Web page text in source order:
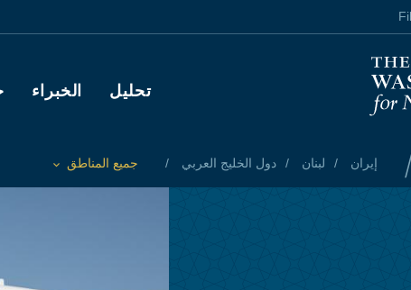
Main navigation
تحليل الخبراء
إيران لبنان دول الخليج العربي
Toggle List of
جميع المناطق